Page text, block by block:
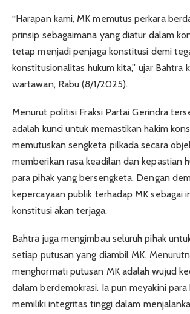
“Harapan kami, MK memutus perkara
prinsip sebagaimana yang diatur dalam
tetap menjadi penjaga konstitusi demi
konstitusionalitas hukum kita,” ujar Bahtra
wartawan, Rabu (8/1/2025).
Menurut politisi Fraksi Partai Gerindra
adalah kunci untuk memastikan hakim
memutuskan sengketa pilkada secara
memberikan rasa keadilan dan kepastian
para pihak yang bersengketa. Dengan
kepercayaan publik terhadap MK sebagai
konstitusi akan terjaga.
Bahtra juga mengimbau seluruh pihak
setiap putusan yang diambil MK.
menghormati putusan MK adalah wujud
dalam berdemokrasi. Ia pun meyakini
memiliki integritas tinggi dalam